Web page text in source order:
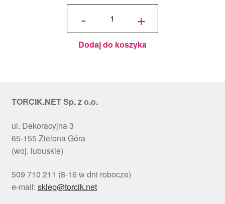
-
ilość
okrągły
Choinki
Ø 30
cm, h 1
cm - PC
+
Dodaj do koszyka
TORCIK.NET Sp. z o.o.
ul. Dekoracyjna 3
65-155 Zielona Góra
(woj. lubuskie)
509 710 211 (8-16 w dni robocze)
e-mail: sklep@torcik.net